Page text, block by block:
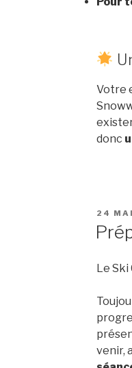
Votre
donc
PUBLIÉ
24
Le Ski
venir,